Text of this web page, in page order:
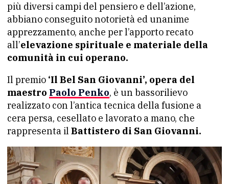
più diversi campi del pensiero e dell’azione,
abbiano conseguito notorietà ed unanime
apprezzamento, anche per l’apporto recato
all’elevazione spirituale e materiale della
comunità in cui operano.
Il premio ‘Il Bel San Giovanni’, opera del
maestro Paolo Penko, è un bassorilievo
realizzato con l’antica tecnica della fusione a
cera persa, cesellato e lavorato a mano, che
rappresenta il Battistero di San Giovanni.